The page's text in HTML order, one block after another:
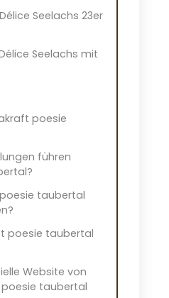
Seelachs 23er
Seelachs mit
poesie
führen
taubertal
poesie taubertal
Website von
taubertal